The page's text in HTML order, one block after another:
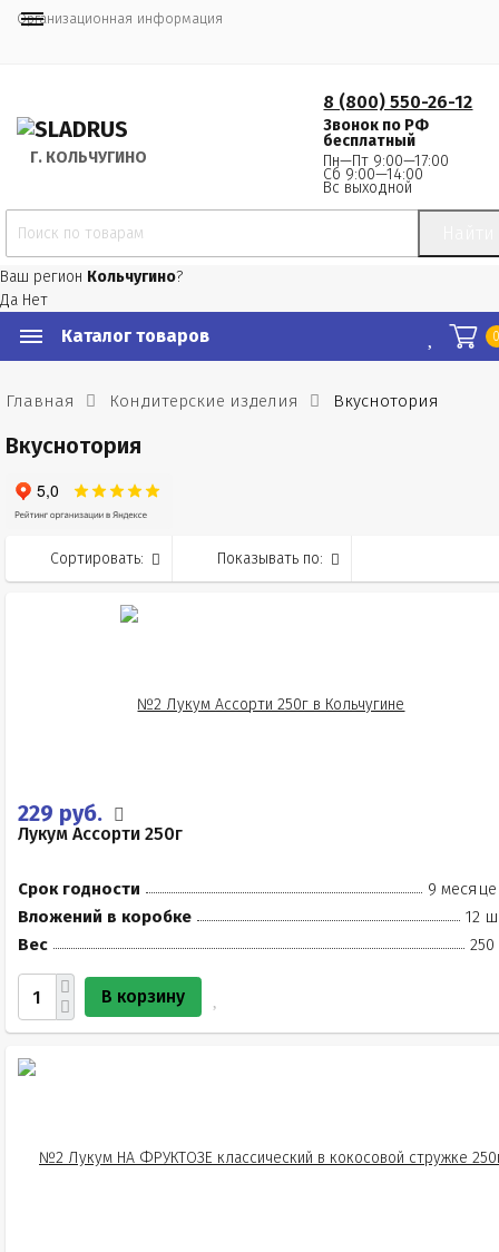
Организационная информация
Г. КОЛЬЧУГИНО
8 (800) 550-26-12
Звонок по РФ
бесплатный
Пн—Пт 9:00—17:00
Сб 9:00—14:00
Вс выходной
Ваш регион Кольчугино?
Да Нет
Каталог товаров
Главная Кондитерские изделия Вкуснотория
Вкуснотория
Сортировать: Показывать по:
229 руб.
Лукум Ассорти 250г
Срок годности
9
Вложений в коробке
12
Вес
250
В корзину